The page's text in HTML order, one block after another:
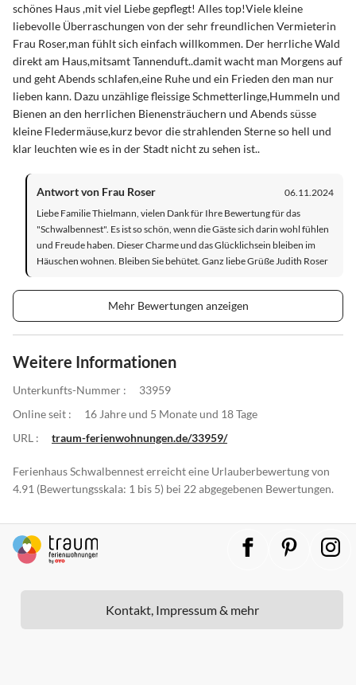
schönes Haus ,mit viel Liebe gepflegt! Alles top!Viele kleine
liebevolle Überraschungen von der sehr freundlichen Vermieterin
Frau Roser,man fühlt sich einfach willkommen. Der herrliche Wald
direkt am Haus,mitsamt Tannenduft..damit wacht man Morgens auf
und geht Abends schlafen,eine Ruhe und ein Frieden den man nur
lieben kann. Dazu unzählige fleissige Schmetterlinge,Hummeln und
Bienen an den herrlichen Bienensträuchern und Abends süsse
kleine Fledermäuse,kurz bevor die strahlenden Sterne so hell und
klar leuchten wie es in der Stadt nicht zu sehen ist..
Antwort von Frau Roser
06.11.2024
Liebe Familie Thielmann, vielen Dank für Ihre Bewertung für das
"Schwalbennest". Es ist so schön, wenn die Gäste sich darin wohl fühlen
und Freude haben. Dieser Charme und das Glücklichsein bleiben im
Häuschen wohnen. Bleiben Sie behütet. Ganz liebe Grüße Judith Roser
Mehr Bewertungen anzeigen
Weitere Informationen
Unterkunfts-Nummer :
33959
Online seit :
16 Jahre und 5 Monate und 18 Tage
URL :
traum-ferienwohnungen.de/33959/
Ferienhaus Schwalbennest erreicht eine Urlauberbewertung von
4.91 (Bewertungsskala: 1 bis 5) bei 22 abgegebenen Bewertungen.
Kontakt, Impressum & mehr